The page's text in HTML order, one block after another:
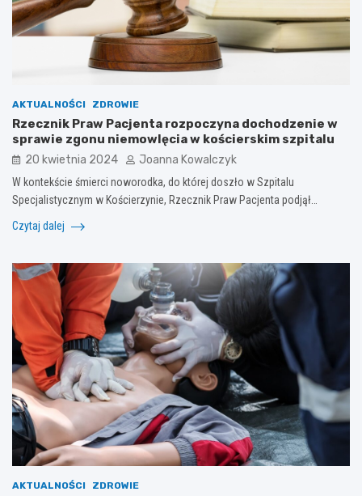
AKTUALNOŚCI ZDROWIE
Rzecznik Praw Pacjenta rozpoczyna dochodzenie w
sprawie zgonu niemowlęcia w kościerskim szpitalu
20 kwietnia 2024 Joanna Kowalczyk
W kontekście śmierci noworodka, do której doszło w Szpitalu
Specjalistycznym w Kościerzynie, Rzecznik Praw Pacjenta podjął…
Czytaj dalej
AKTUALNOŚCI ZDROWIE